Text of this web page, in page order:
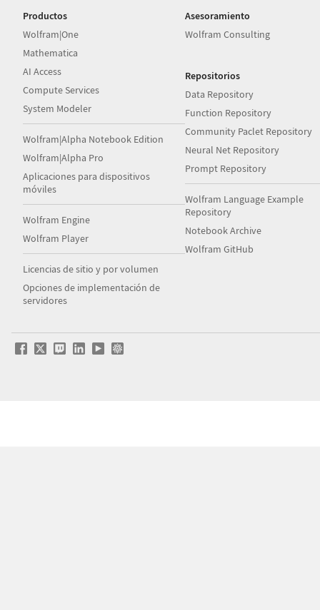
Productos
Wolfram|One
Mathematica
AI Access
Compute Services
System Modeler
Wolfram|Alpha Notebook Edition
Wolfram|Alpha Pro
Aplicaciones para dispositivos
móviles
Wolfram Engine
Wolfram Player
Licencias de sitio y por volumen
Opciones de implementación de
servidores
Asesoramiento
Wolfram Consulting
Repositorios
Data Repository
Function Repository
Community Paclet Repository
Neural Net Repository
Prompt Repository
Wolfram Language Example
Repository
Notebook Archive
Wolfram GitHub